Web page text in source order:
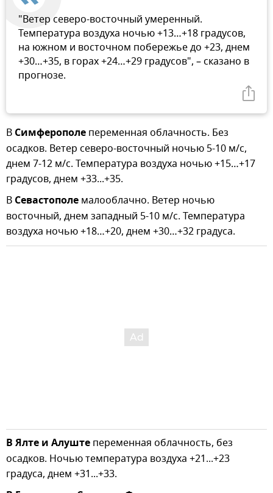
"Ветер северо-восточный умеренный.
Температура воздуха ночью +13…+18 градусов,
на южном и восточном побережье до +23, днем
+30…+35, в горах +24…+29 градусов", – сказано в
прогнозе.
В Симферополе переменная облачность. Без
осадков. Ветер северо-восточный ночью 5-10 м/с,
днем 7-12 м/с. Температура воздуха ночью +15…+17
градусов, днем +33...+35.
В Севастополе малооблачно. Ветер ночью
восточный, днем западный 5-10 м/с. Температура
воздуха ночью +18…+20, днем +30…+32 градуса.
ВЯлте и Алуште переменная облачность, без
осадков. Ночью температура воздуха +21...+23
градуса, днем +31...+33.